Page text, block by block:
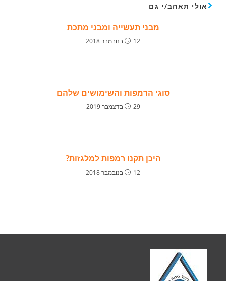
אולי תאהב/י גם
מבני תעשייה ומבני מתכת
12 בנובמבר 2018
סוגי הרמפות והשימושים שלהם
29 בדצמבר 2019
היכן תקנו רמפות למלגזות?
12 בנובמבר 2018